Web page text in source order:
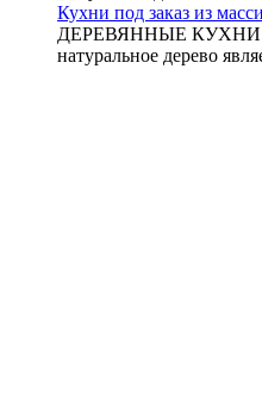
Кухни под заказ из
ДЕРЕВЯННЫЕ КУХНИ В
натуральное дерево